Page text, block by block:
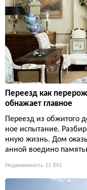
Переезд как
обнажает главное
Переезд из обжитого
ное испытание.
нную жизнь. Дом
анной воедино
Недвижимость 11 841